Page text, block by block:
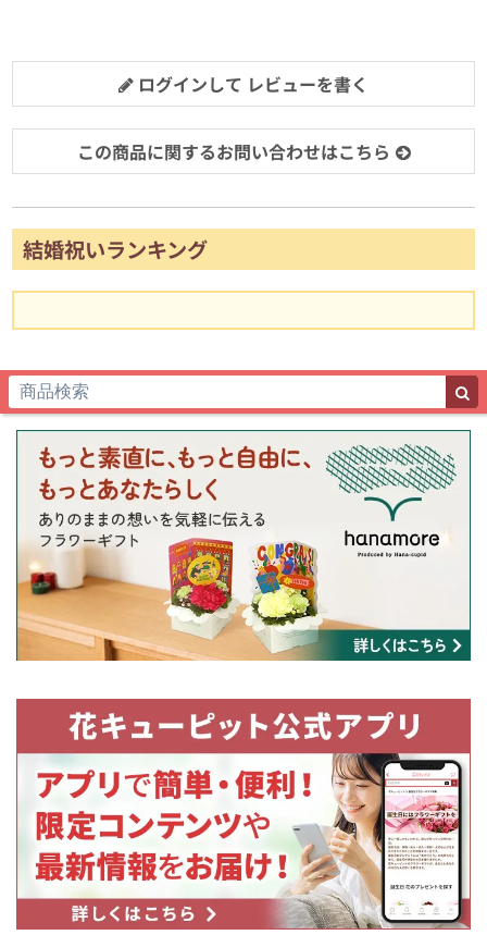
ログインして レビューを書く
この商品に関するお問い合わせはこちら
結婚祝いランキング